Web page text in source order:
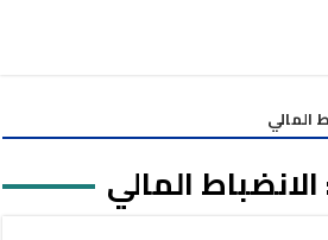
المالي
الانضباط المالي